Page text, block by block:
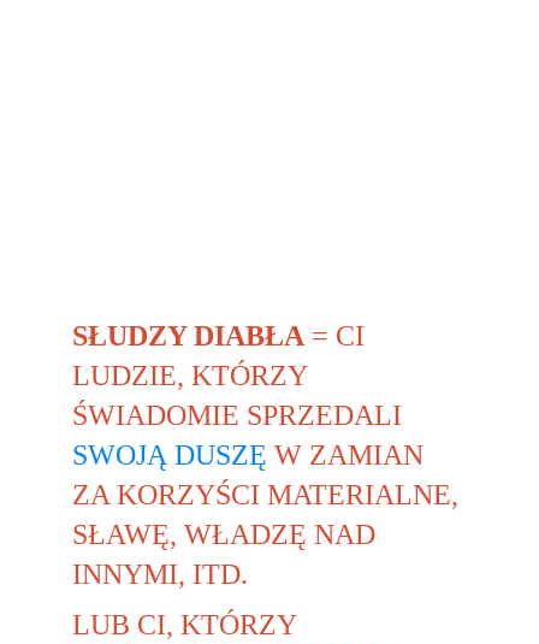
SŁUDZY DIABŁA = CI
LUDZIE, KTÓRZY
ŚWIADOMIE SPRZEDALI
SWOJĄ DUSZĘ W ZAMIAN
ZA KORZYŚCI MATERIALNE,
SŁAWĘ, WŁADZĘ NAD
INNYMI, ITD.
LUB CI, KTÓRZY